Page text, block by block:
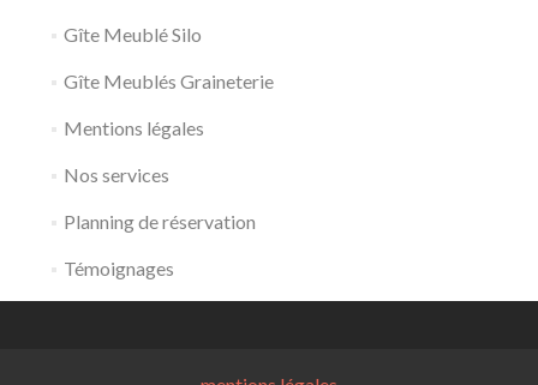
Gîte Meublé Silo
Gîte Meublés Graineterie
Mentions légales
Nos services
Planning de réservation
Témoignages